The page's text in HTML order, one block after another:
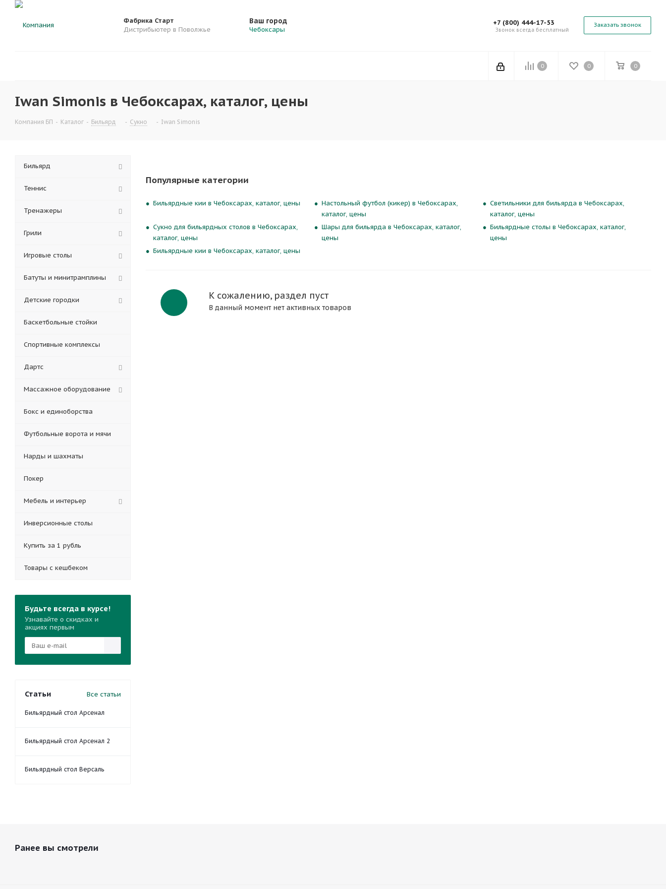
Фабрика Старт
Дистрибьютер в Поволжье
Ваш город
Чебоксары
+7 (800) 444-17-53
Звонок всегда бесплатный
Заказать звонок
0 0 0
Iwan Simonis в Чебоксарах, каталог, цены
Компания БП - Каталог - Бильярд - Сукно - Iwan Simonis
Популярные категории
Бильярдные кии в Чебоксарах, каталог, цены
Настольный футбол (кикер) в Чебоксарах,
каталог, цены
Светильники для бильярда в Чебоксарах,
каталог, цены
Сукно для бильярдных столов в Чебоксарах,
каталог, цены
Шары для бильярда в Чебоксарах, каталог,
цены
Бильярдные столы в Чебоксарах, каталог,
цены
Бильярдные кии в Чебоксарах, каталог, цены
К сожалению, раздел пуст
В данный момент нет активных товаров
Бильярд
Теннис
Тренажеры
Грили
Игровые столы
Батуты и минитрамплины
Детские городки
Баскетбольные стойки
Спортивные комплексы
Дартс
Массажное оборудование
Бокс и единоборства
Футбольные ворота и мячи
Нарды и шахматы
Покер
Мебель и интерьер
Инверсионные столы
Купить за 1 рубль
Товары с кешбеком
Будьте всегда в курсе!
Узнавайте о скидках и
акциях первым
Статьи Все статьи
Бильярдный стол Арсенал
Бильярдный стол Арсенал 2
Бильярдный стол Версаль
Ранее вы смотрели